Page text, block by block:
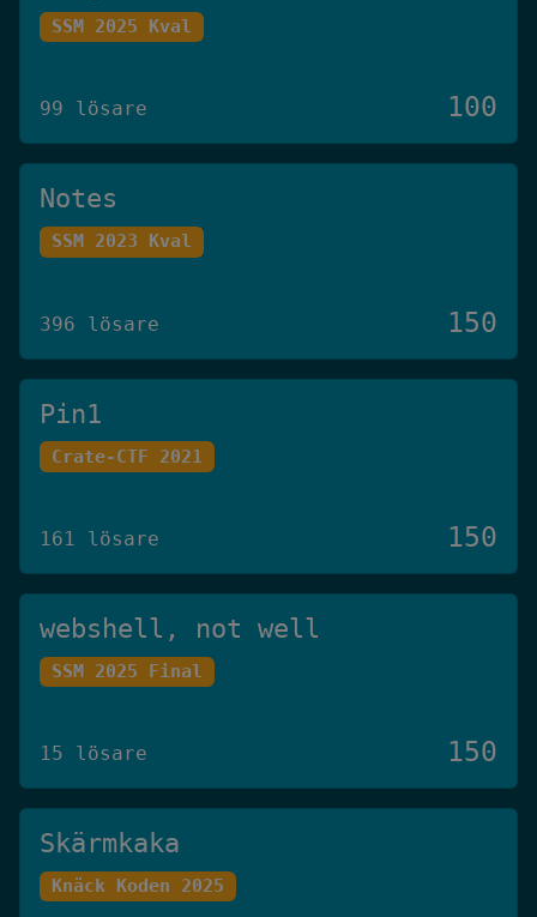
SSM 2025 Kval
99 lösare 100
Notes
SSM 2023 Kval
396 lösare 150
Pin1
Crate-CTF 2021
161 lösare 150
webshell, not well
SSM 2025 Final
15 lösare 150
Skärmkaka
Knäck Koden 2025